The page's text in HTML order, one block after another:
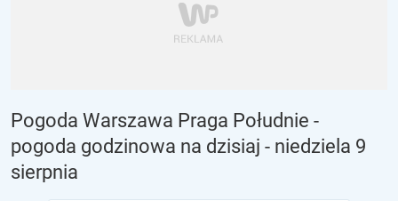
Pogoda Warszawa Praga Południe -
pogoda godzinowa na dzisiaj - niedziela 9
sierpnia